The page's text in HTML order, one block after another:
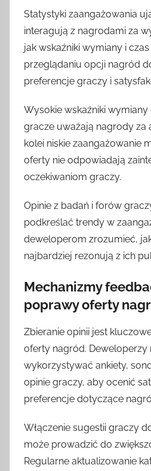
Statystyki zaangażowania
interagują z nagrodami za
jak wskaźniki wymiany i
przeglądaniu opcji nagród
preferencje graczy i
Wysokie wskaźniki
gracze uważają nagrody za
kolei niskie zaangażowanie
oferty nie odpowiadają
oczekiwaniom graczy.
Opinie z badań i forów
podkreślać trendy w
deweloperom zrozumieć,
najbardziej rezonują z ich
Mechanizmy
poprawy oferty
Zbieranie opinii jest
oferty nagród. Deweloperzy
wykorzystywać ankiety,
opinie graczy, aby ocenić
preferencje dotyczące
Włączenie sugestii graczy
może prowadzić do
Regularne aktualizowanie